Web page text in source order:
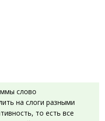
слово
на слоги разными
то есть все